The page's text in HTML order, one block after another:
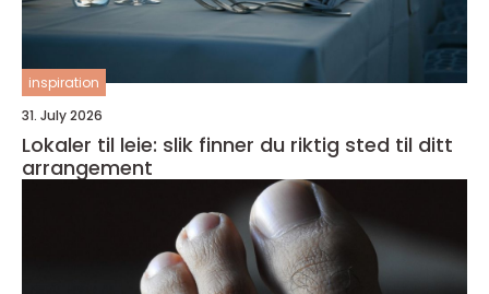
inspiration
31. July 2026
Lokaler til leie: slik finner du riktig sted til ditt
arrangement